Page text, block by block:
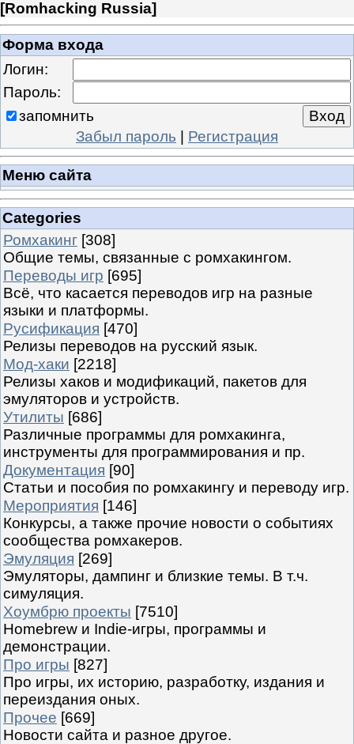
[Romhacking Russia]
Форма входа
Логин:
Пароль:
запомнить
Забыл пароль | Регистрация
Меню сайта
Categories
Ромхакинг [308]
Общие темы, связанные с ромхакингом.
Переводы игр [695]
Всё, что касается переводов игр на разные
языки и платформы.
Русификация [470]
Релизы переводов на русский язык.
Мод-хаки [2218]
Релизы хаков и модификаций, пакетов для
эмуляторов и устройств.
Утилиты [686]
Различные программы для ромхакинга,
инструменты для программирования и пр.
Документация [90]
Статьи и пособия по ромхакингу и переводу игр.
Мероприятия [146]
Конкурсы, а также прочие новости о событиях
сообщества ромхакеров.
Эмуляция [269]
Эмуляторы, дампинг и близкие темы. В т.ч.
симуляция.
Хоумбрю проекты [7510]
Homebrew и Indie-игры, программы и
демонстрации.
Про игры [827]
Про игры, их историю, разработку, издания и
переиздания оных.
Прочее [669]
Новости сайта и разное другое.